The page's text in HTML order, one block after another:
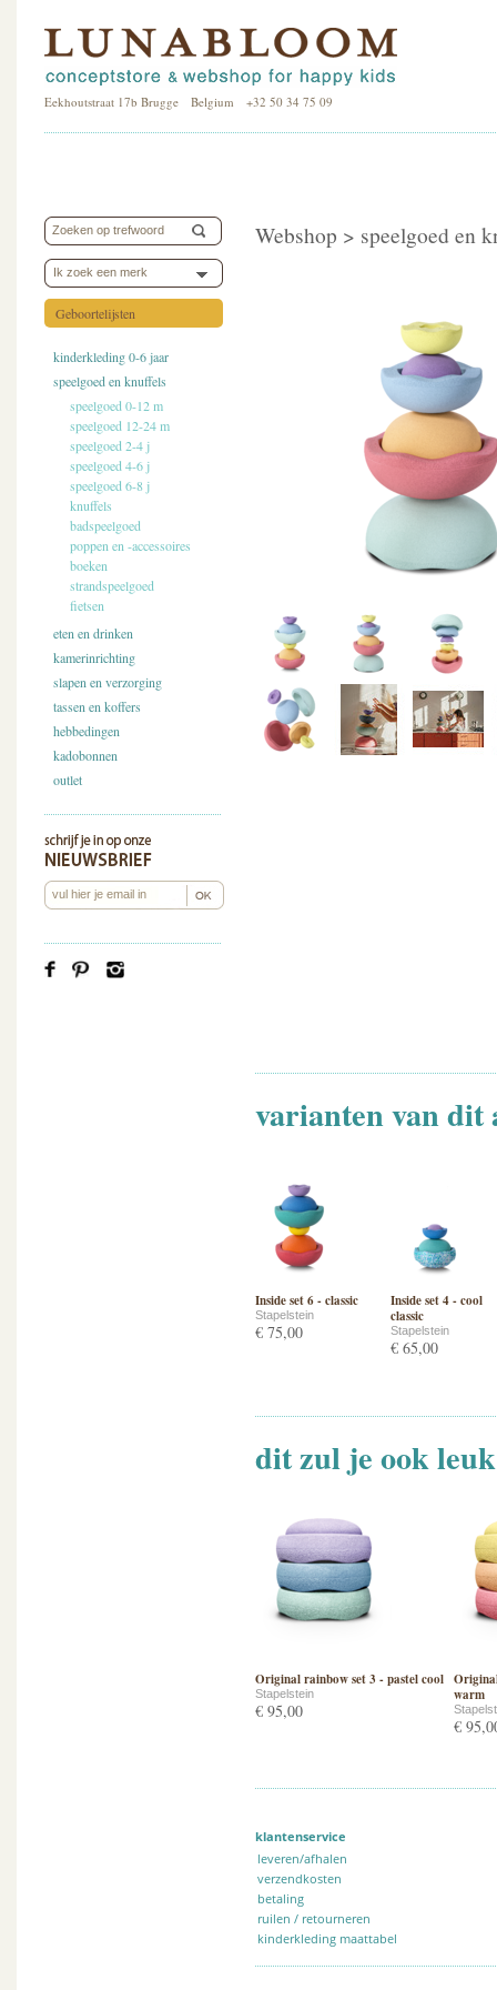
Eekhoutstraat 17b Brugge Belgium +32 50 34 75 09
Ik zoek een merk
Geboortelijsten
kinderkleding 0-6 jaar
speelgoed en knuffels
speelgoed 0-12 m
speelgoed 12-24 m
speelgoed 2-4 j
speelgoed 4-6 j
speelgoed 6-8 j
knuffels
badspeelgoed
poppen en -accessoires
boeken
strandspeelgoed
fietsen
eten en drinken
kamerinrichting
slapen en verzorging
tassen en koffers
hebbedingen
kadobonnen
outlet
Webshop > speelgoed en
varianten van
Inside set 6 - classic
Stapelstein
€ 75,00
Inside set 4 - cool
classic
Stapelstein
€ 65,00
dit zul je ook
Original rainbow set 3 - pastel cool
Stapelstein
€ 95,00
warm
€
klantenservice
leveren/afhalen
verzendkosten
betaling
ruilen / retourneren
kinderkleding maattabel